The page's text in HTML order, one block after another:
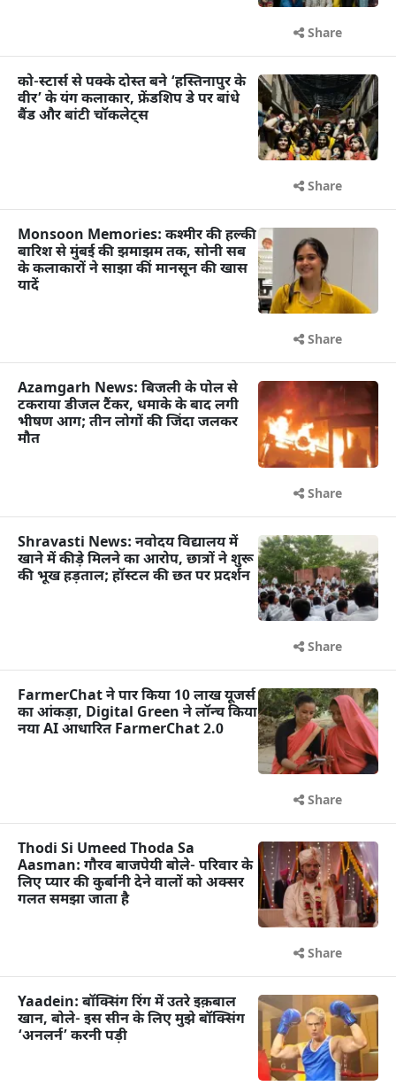
Share
को-स्टार्स से पक्के दोस्त बने ‘हस्तिनापुर के
वीर’ के यंग कलाकार, फ्रेंडशिप डे पर बांधे
बैंड और बांटी चॉकलेट्स
Share
Monsoon Memories: कश्मीर की हल्की
बारिश से मुंबई की झमाझम तक, सोनी सब
के कलाकारों ने साझा कीं मानसून की खास
यादें
Share
Azamgarh News: बिजली के पोल से
टकराया डीजल टैंकर, धमाके के बाद लगी
भीषण आग; तीन लोगों की जिंदा जलकर
मौत
Share
Shravasti News: नवोदय विद्यालय में
खाने में कीड़े मिलने का आरोप, छात्रों ने शुरू
की भूख हड़ताल; हॉस्टल की छत पर प्रदर्शन
Share
FarmerChat ने पार किया 10 लाख यूजर्स
का आंकड़ा, Digital Green ने लॉन्च किया
नया AI आधारित FarmerChat 2.0
Share
Thodi Si Umeed Thoda Sa
Aasman: गौरव बाजपेयी बोले- परिवार के
लिए प्यार की कुर्बानी देने वालों को अक्सर
गलत समझा जाता है
Share
Yaadein: बॉक्सिंग रिंग में उतरे इक़बाल
खान, बोले- इस सीन के लिए मुझे बॉक्सिंग
‘अनलर्न’ करनी पड़ी